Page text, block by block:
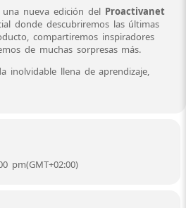
nueva edición del Proactivanet
donde descubriremos las últimas
compartiremos inspiradores
de muchas sorpresas más.
inolvidable llena de aprendizaje,
pm(GMT+02:00)